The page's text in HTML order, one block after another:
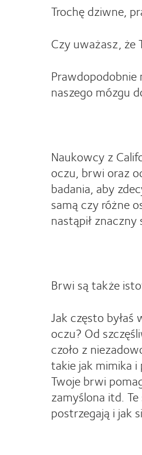
Trochę dziwne,
Czy uważasz, że
Prawdopodobnie
naszego mózgu
Naukowcy z
oczu, brwi oraz
badania, aby
samą czy różne
nastąpił
Brwi są także
Jak często
oczu? Od
czoło z
takie jak mimika
Twoje brwi
zamyślona itd.
postrzegają i jak